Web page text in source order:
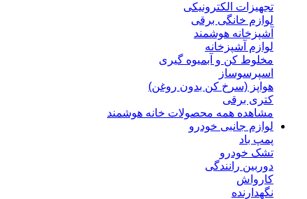
تجهیزات الکترونیکی
لوازم خانگی برقی
آشپزخانه هوشمند
لوازم آشپزخانه
مخلوط کن و آبمیوه گیری
اسپرسوساز
هواپز (سرخ کن بدون روغن)
کتری برقی
مشاهده همه محصولات خانه هوشمند
لوازم جانبی خودرو
پمپ باد
تشک خودرو
دوربین رانندگی
کارواش
نگهدارنده